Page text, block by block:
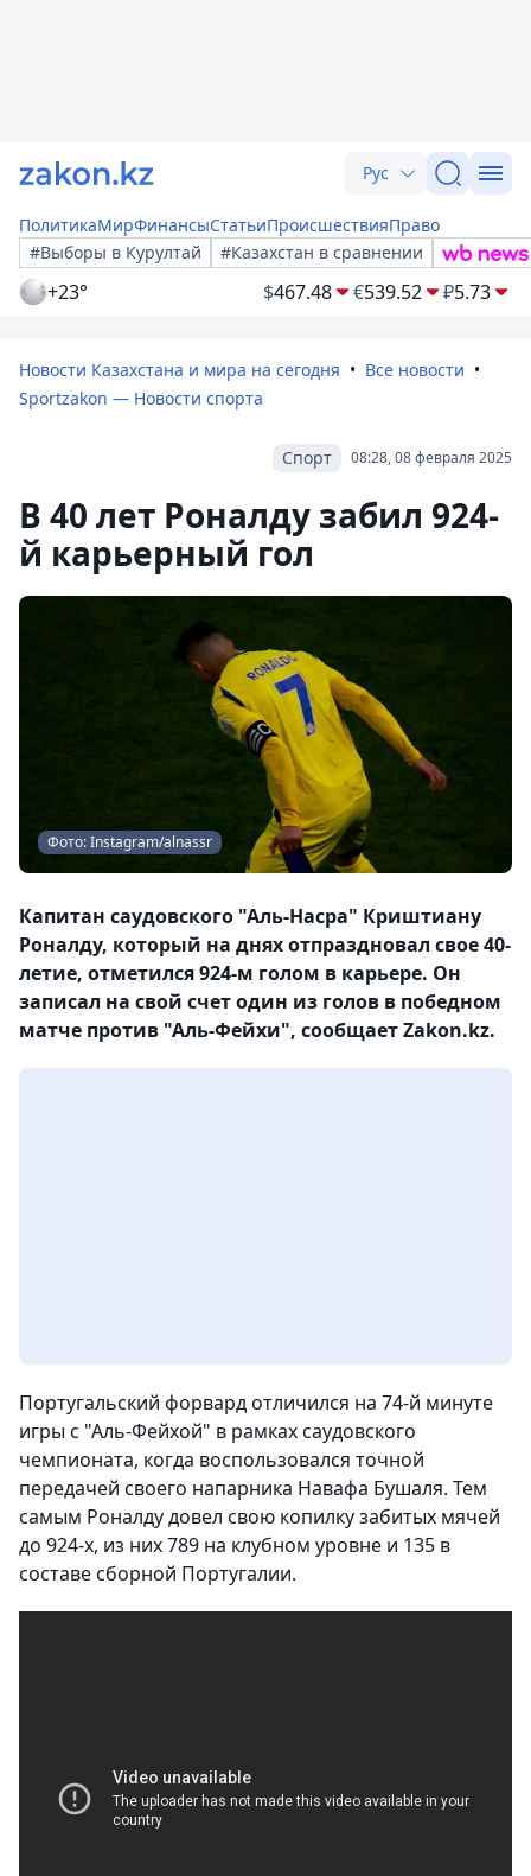
Рус
ПолитикаМирФинансыСтатьиПроисшествияПраво
#Выборы в Курултай
#Казахстан в сравнении
+23° $467.48 €539.52 ₽5.73
Новости Казахстана и мира на сегодня
Все новости
Sportzakon — Новости спорта
08:28, 08 февраля 2025
Спорт
В 40 лет Роналду забил 924-
й карьерный гол
Фото: Instagram/alnassr
Капитан саудовского "Аль-Насра" Криштиану
Роналду, который на днях отпраздновал свое 40-
летие, отметился 924-м голом в карьере. Он
записал на свой счет один из голов в победном
матче против "Аль-Фейхи", сообщает Zakon.kz.
Португальский форвард отличился на 74-й минуте
игры с "Аль-Фейхой" в рамках саудовского
чемпионата, когда воспользовался точной
передачей своего напарника Навафа Бушаля. Тем
самым Роналду довел свою копилку забитых мячей
до 924-х, из них 789 на клубном уровне и 135 в
составе сборной Португалии.